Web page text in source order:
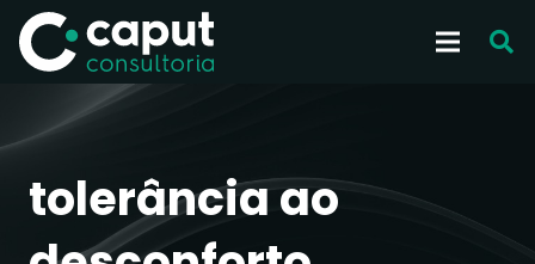
tolerância ao